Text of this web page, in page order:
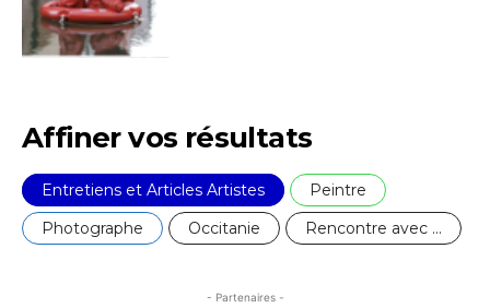
Affiner vos résultats
Entretiens et Articles Artistes
Peintre
Photographe
Occitanie Rencontre avec ...
- Partenaires -